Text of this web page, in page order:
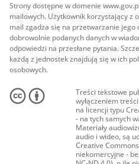
Strony dostępne w domenie
mailowych. Użytkownik korzystający z
mail zgadza się na przetwarzanie jego
dobrowolnie podanych danych w
odpowiedzi na przesłane pytania.
każdą z jednostek znajdują się w ich
osobowych.
Treści tekstowe
wyłączeniem
na licencji typu
- na tych samych
Materiały
audio i wideo, są
Creative
niekomercyjne -